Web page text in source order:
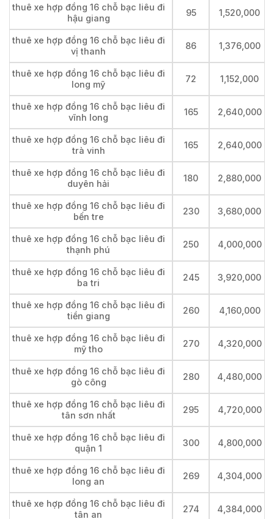
thuê xe hợp đồng 16 chỗ bạc liêu đi
hậu giang
95 1,520,000
thuê xe hợp đồng 16 chỗ bạc liêu đi
vị thanh
86 1,376,000
thuê xe hợp đồng 16 chỗ bạc liêu đi
long mỹ
72 1,152,000
thuê xe hợp đồng 16 chỗ bạc liêu đi
vĩnh long
165 2,640,000
thuê xe hợp đồng 16 chỗ bạc liêu đi
trà vinh
165 2,640,000
thuê xe hợp đồng 16 chỗ bạc liêu đi
duyên hải
180 2,880,000
thuê xe hợp đồng 16 chỗ bạc liêu đi
bến tre
230 3,680,000
thuê xe hợp đồng 16 chỗ bạc liêu đi
thạnh phú
250 4,000,000
thuê xe hợp đồng 16 chỗ bạc liêu đi
ba tri
245 3,920,000
thuê xe hợp đồng 16 chỗ bạc liêu đi
tiền giang
260 4,160,000
thuê xe hợp đồng 16 chỗ bạc liêu đi
mỹ tho
270 4,320,000
thuê xe hợp đồng 16 chỗ bạc liêu đi
gò công
280 4,480,000
thuê xe hợp đồng 16 chỗ bạc liêu đi
tân sơn nhất
295 4,720,000
thuê xe hợp đồng 16 chỗ bạc liêu đi
quận 1
300 4,800,000
thuê xe hợp đồng 16 chỗ bạc liêu đi
long an
269 4,304,000
thuê xe hợp đồng 16 chỗ bạc liêu đi
tân an
274 4,384,000